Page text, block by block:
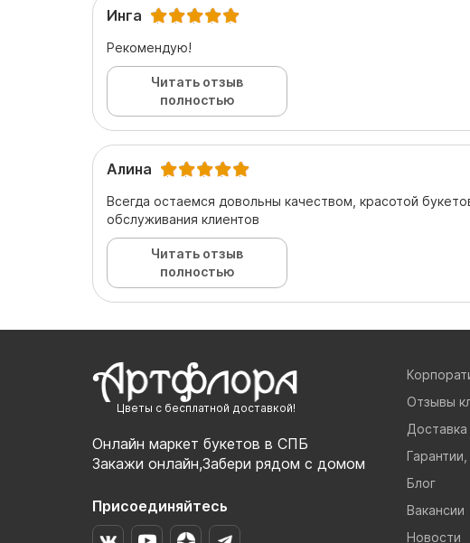
Инга
Рекомендую!
Читать отзыв
полностью
Алина
Всегда остаемся довольны качеством, красотой
обслуживания клиентов
Читать отзыв
полностью
Цветы с бесплатной доставкой!
Онлайн маркет букетов в СПБ
Закажи онлайн,Забери рядом с домом
Присоединяйтесь
Отзывы
Доставка
Блог
Вакансии
Новости